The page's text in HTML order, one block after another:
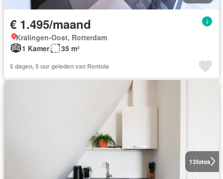
€ 1.495/maand
Kralingen-Oost, Rotterdam
1 Kamer
35 m²
5 dagen, 5 uur geleden van Rentola
13fotos